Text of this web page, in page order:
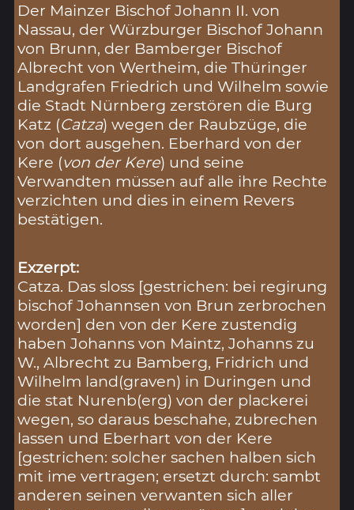
Der Mainzer Bischof Johann II. von
Nassau, der Würzburger Bischof Johann
von Brunn, der Bamberger Bischof
Albrecht von Wertheim, die Thüringer
Landgrafen Friedrich und Wilhelm sowie
die Stadt Nürnberg zerstören die Burg
Katz (Catza) wegen der Raubzüge, die
von dort ausgehen. Eberhard von der
Kere (von der Kere) und seine
Verwandten müssen auf alle ihre Rechte
verzichten und dies in einem Revers
bestätigen.
Exzerpt:
Catza. Das sloss [gestrichen: bei regirung
bischof Johannsen von Brun zerbrochen
worden] den von der Kere zustendig
haben Johanns von Maintz, Johanns zu
W., Albrecht zu Bamberg, Fridrich und
Wilhelm land(graven) in Duringen und
die stat Nurenb(erg) von der plackerei
wegen, so daraus beschahe, zubrechen
lassen und Eberhart von der Kere
[gestrichen: solcher sachen halben sich
mit ime vertragen; ersetzt durch: sambt
anderen seinen verwanten sich aller